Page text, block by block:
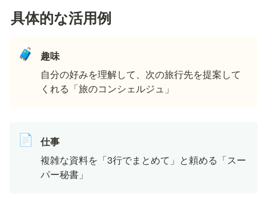
具体的な活用例
🧳
趣味
自分の好みを理解して、次の旅行先を提案して
くれる「旅のコンシェルジュ」
📄
仕事
複雑な資料を「3行でまとめて」と頼める「スー
パー秘書」